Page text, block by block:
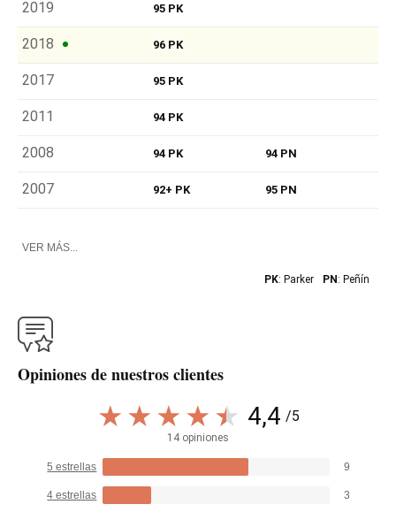
2019 95 PK
2018 96 PK
2017 95 PK
2011 94 PK
2008 94 PK 94 PN
2007 92+ PK 95 PN
VER MÁS...
PK: Parker PN: Peñín
Opiniones de nuestros clientes
4,4 /5
14 opiniones
5 estrellas 9
4 estrellas 3